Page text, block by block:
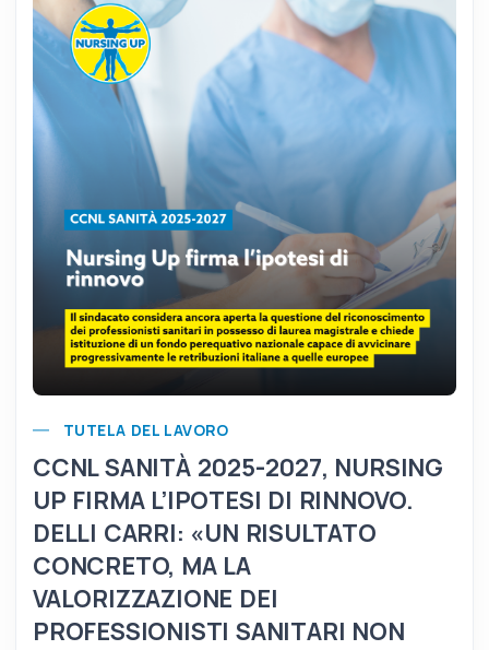
TUTELA DEL LAVORO
CCNL SANITÀ 2025-2027, NURSING
UP FIRMA L’IPOTESI DI RINNOVO.
DELLI CARRI: «UN RISULTATO
CONCRETO, MA LA
VALORIZZAZIONE DEI
PROFESSIONISTI SANITARI NON